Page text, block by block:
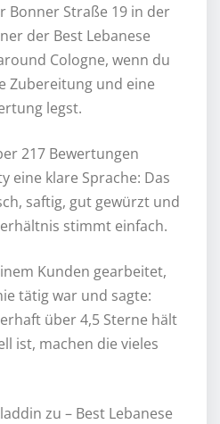
Bonner Straße 19 in der
der Best Lebanese
Cologne, wenn du
Zubereitung und eine
legst.
217 Bewertungen
eine klare Sprache: Das
saftig, gut gewürzt und
stimmt einfach.
Kunden gearbeitet,
tätig war und sagte:
über 4,5 Sterne hält
ist, machen die vieles
zu – Best Lebanese